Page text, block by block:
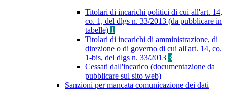
Titolari di incarichi politici di cui all'art. 14,
co. 1, del dlgs n. 33/2013 (da pubblicare in
tabelle) 1
Titolari di incarichi di amministrazione, di
direzione o di governo di cui all'art. 14, co.
1-bis, del dlgs n. 33/2013 3
Cessati dall'incarico (documentazione da
pubblicare sul sito web)
Sanzioni per mancata comunicazione dei dati